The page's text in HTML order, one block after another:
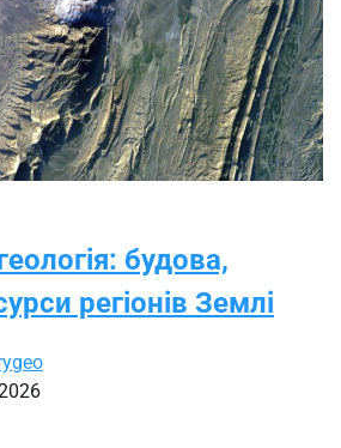
будова,
регіонів Землі